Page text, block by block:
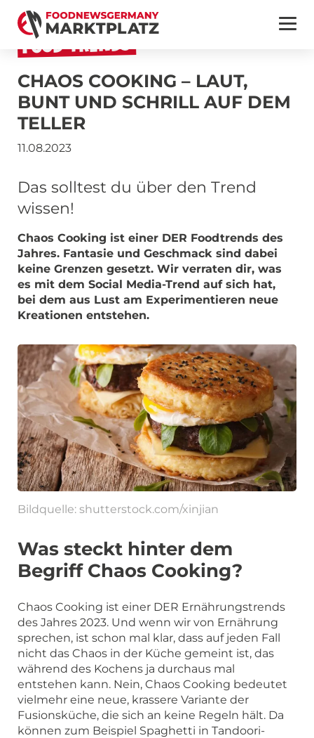
FOOD-TRENDS
CHAOS COOKING – LAUT,
BUNT UND SCHRILL AUF DEM
TELLER
11.08.2023
Das solltest du über den Trend
wissen!
Chaos Cooking ist einer DER Foodtrends des
Jahres. Fantasie und Geschmack sind dabei
keine Grenzen gesetzt. Wir verraten dir, was
es mit dem Social Media-Trend auf sich hat,
bei dem aus Lust am Experimentieren neue
Kreationen entstehen.
Bildquelle: shutterstock.com/xinjian
Was steckt hinter dem
Begriff Chaos Cooking?
Chaos Cooking ist einer DER Ernährungstrends
des Jahres 2023. Und wenn wir von Ernährung
sprechen, ist schon mal klar, dass auf jeden Fall
nicht das Chaos in der Küche gemeint ist, das
während des Kochens ja durchaus mal
entstehen kann. Nein, Chaos Cooking bedeutet
vielmehr eine neue, krassere Variante der
Fusionsküche, die sich an keine Regeln hält. Da
können zum Beispiel Spaghetti in Tandoori-